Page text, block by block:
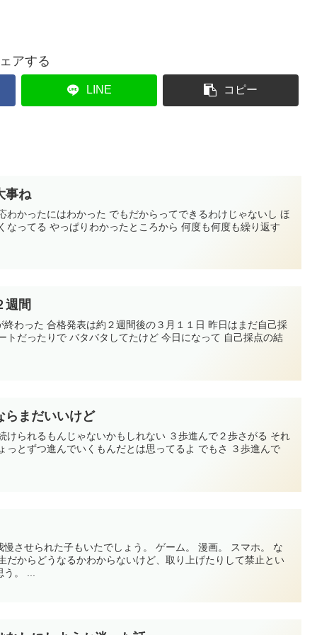
アする
LINE コピー
事ね
わかったにはわかった でもだからってできるわけじゃないし ほ
なってる やっぱりわかったところから 何度も何度も繰り返す
週間
わった 合格発表は約２週間後の３月１１日 昨日はまだ自己採
トだったりで バタバタしてたけど 今日になって 自己採点の結
らまだいいけど
けられるもんじゃないかもしれない ３歩進んで２歩さがる それ
っとずつ進んでいくもんだとは思ってるよ でもさ ３歩進んで
慢させられた子もいたでしょう。 ゲーム。 漫画。 スマホ。 な
だからどうなるかわからないけど、取り上げたりして禁止とい
。 ...